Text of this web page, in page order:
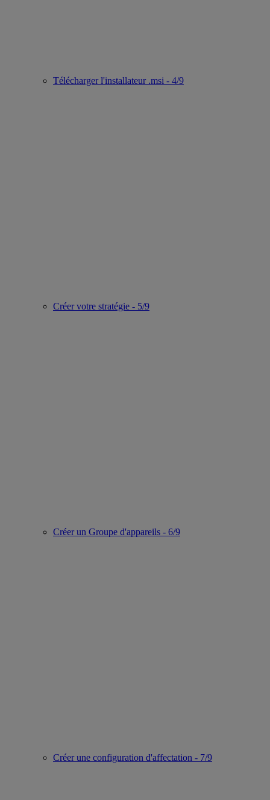
Télécharger l'installateur .msi - 4/9
Créer votre stratégie - 5/9
Créer un Groupe d'appareils - 6/9
Créer une configuration d'affectation - 7/9